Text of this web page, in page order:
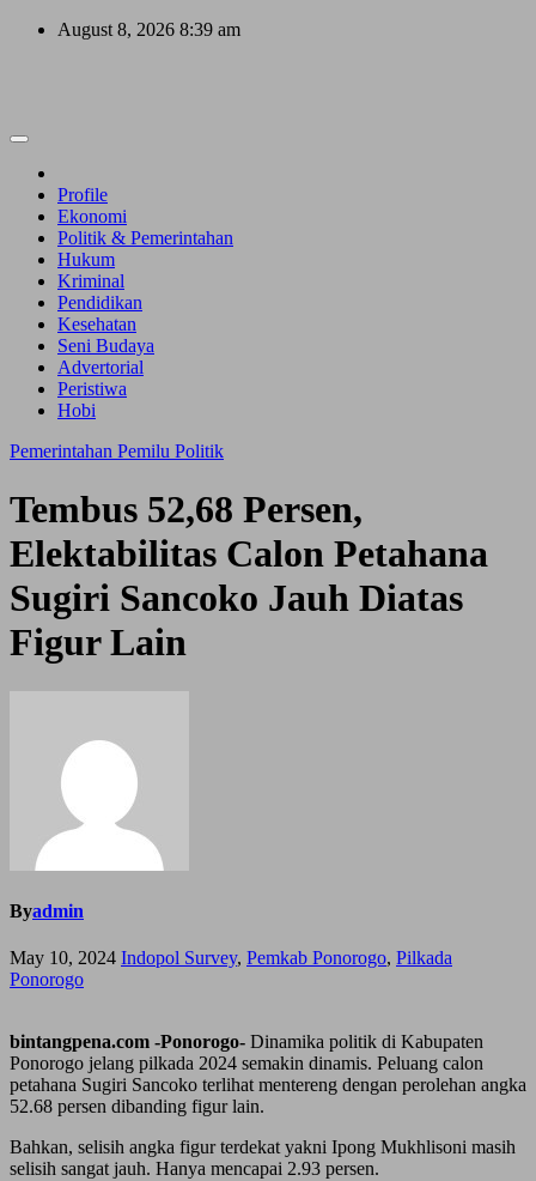
Skip
August 8, 2026 8:39 am
Profile
Ekonomi
Politik & Pemerintahan
Hukum
Kriminal
Pendidikan
Kesehatan
Seni Budaya
Advertorial
Peristiwa
Hobi
Pemerintahan Pemilu Politik
Tembus 52,68 Persen,
Elektabilitas Calon Petahana
Sugiri Sancoko Jauh Diatas
Figur Lain
Byadmin
May 10, 2024 Indopol Survey, Pemkab Ponorogo, Pilkada
Ponorogo
bintangpena.com -Ponorogo- Dinamika politik di Kabupaten
Ponorogo jelang pilkada 2024 semakin dinamis. Peluang calon
petahana Sugiri Sancoko terlihat mentereng dengan perolehan angka
52.68 persen dibanding figur lain.
Bahkan, selisih angka figur terdekat yakni Ipong Mukhlisoni masih
selisih sangat jauh. Hanya mencapai 2.93 persen.